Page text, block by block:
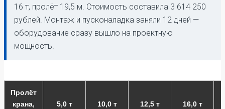
16 т, пролёт 19,5 м. Стоимость составила 3 614 250
рублей. Монтаж и пусконаладка заняли 12 дней —
оборудование сразу вышло на проектную
мощность.
Пролёт
крана,
5,0 т 10,0 т 12,5 т 16,0 т